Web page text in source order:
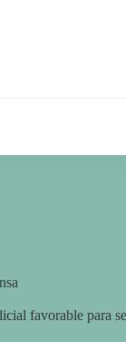
favorable para